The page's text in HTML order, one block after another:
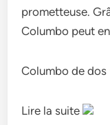
prometteuse.
Columbo peut
Columbo de dos
Lire la suite